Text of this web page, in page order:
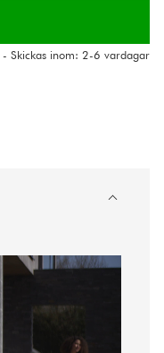
- Skickas inom: 2-6 vardagar